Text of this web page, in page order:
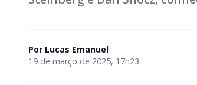
Por Lucas Emanuel
19 de março de 2025, 17h23